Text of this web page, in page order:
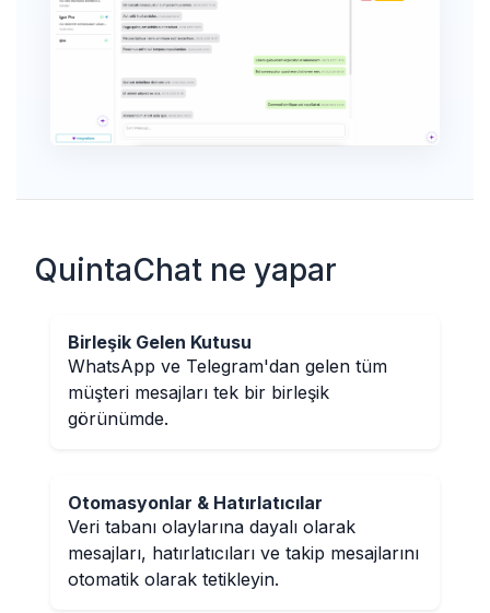
QuintaChat ne yapar
Birleşik Gelen Kutusu
WhatsApp ve Telegram'dan gelen tüm
müşteri mesajları tek bir birleşik
görünümde.
Otomasyonlar & Hatırlatıcılar
Veri tabanı olaylarına dayalı olarak
mesajları, hatırlatıcıları ve takip mesajlarını
otomatik olarak tetikleyin.